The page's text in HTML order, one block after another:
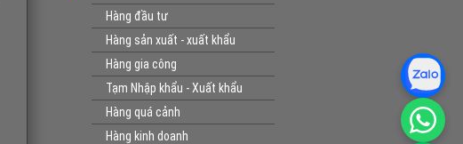
Hàng đầu tư
Hàng sản xuất - xuất khẩu
Hàng gia công
Tạm Nhập khẩu - Xuất khẩu
Hàng quá cảnh
Hàng kinh doanh